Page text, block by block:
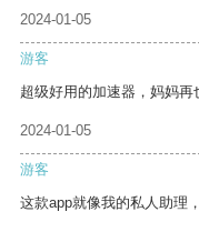
2024-01-05
游客
超级好用的加速器，妈妈再
2024-01-05
游客
这款app就像我的私人助理